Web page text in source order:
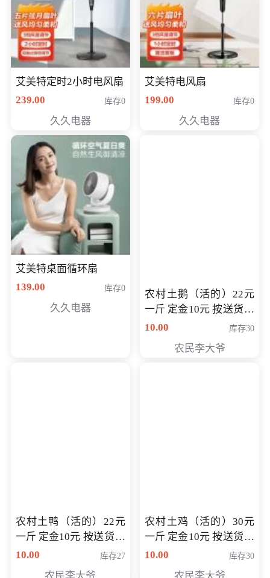
艾美特定时2小时电风扇
239.00
库存0
久久电器
艾美特电风扇
199.00
库存0
久久电器
艾美特桌面循环扇
139.00
库存0
久久电器
农村土鹅（活的）22元
一斤 定金10元 按送货交
付时秤重计算货款 定金
10.00 库存30
农民李大爷
农村土鸭（活的）22元
一斤 定金10元 按送货交
付时秤重计算货款 定金
10.00 库存27
农村土鸡（活的）30元
一斤 定金10元 按送货交
付时秤重计算货款 定金
10.00 库存30